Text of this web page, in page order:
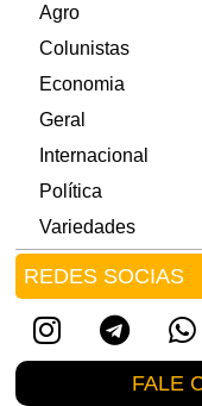
Agro
Colunistas
Economia
Geral
Internacional
Política
Variedades
REDES SOCIAS
FALE